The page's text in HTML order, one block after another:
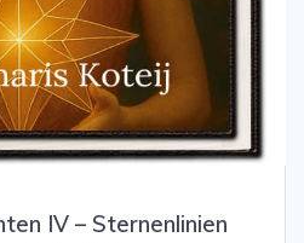
IV – Sternenlinien